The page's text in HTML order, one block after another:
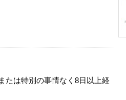
たは特別の事情なく8日以上経